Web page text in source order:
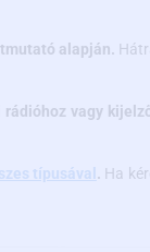
alapján.
rádióhoz vagy
típusával . Ha